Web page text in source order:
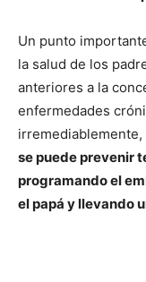
Un punto
la salud de los
anteriores a la
enfermedades
irremediablemente,
se puede prevenir
programando el
el papá y llevando